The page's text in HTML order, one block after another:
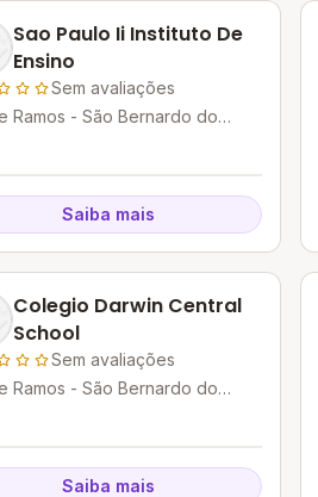
Sao Paulo Ii Instituto De
Ensino
Sem avaliações
Ramos - São Bernardo do
Saiba mais
Colegio Darwin Central
School
Sem avaliações
Ramos - São Bernardo do
Saiba mais